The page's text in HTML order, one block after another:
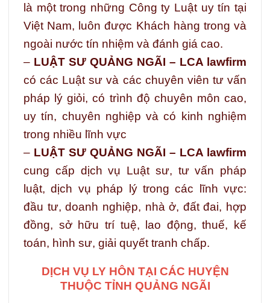
là một trong những Công ty Luật uy tín tại
Việt Nam, luôn được Khách hàng trong và
ngoài nước tín nhiệm và đánh giá cao.
– LUẬT SƯ QUẢNG NGÃI – LCA lawfirm
có các Luật sư và các chuyên viên tư vấn
pháp lý giỏi, có trình độ chuyên môn cao,
uy tín, chuyên nghiệp và có kinh nghiệm
trong nhiều lĩnh vực
– LUẬT SƯ QUẢNG NGÃI – LCA lawfirm
cung cấp dịch vụ Luật sư, tư vấn pháp
luật, dịch vụ pháp lý trong các lĩnh vực:
đầu tư, doanh nghiệp, nhà ở, đất đai, hợp
đồng, sở hữu trí tuệ, lao động, thuế, kế
toán, hình sư, giải quyết tranh chấp.
DỊCH VỤ LY HÔN TẠI CÁC HUYỆN
THUỘC TỈNH QUẢNG NGÃI